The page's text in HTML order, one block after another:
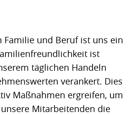
Familie und Beruf ist uns ein
ist
täglichen Handeln
verankert. Dies
Maßnahmen ergreifen, um
Mitarbeitenden die